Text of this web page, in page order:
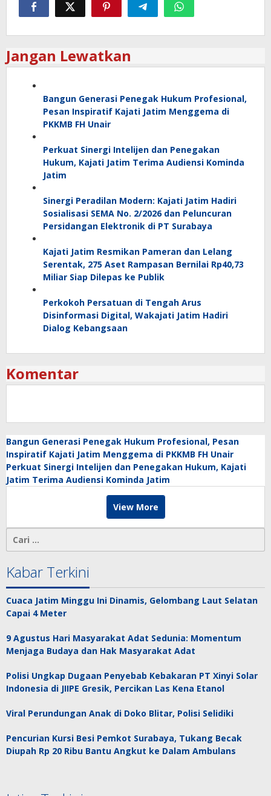
Jangan Lewatkan
Bangun Generasi Penegak Hukum Profesional,
Pesan Inspiratif Kajati Jatim Menggema di
PKKMB FH Unair
Perkuat Sinergi Intelijen dan Penegakan
Hukum, Kajati Jatim Terima Audiensi Kominda
Jatim
Sinergi Peradilan Modern: Kajati Jatim Hadiri
Sosialisasi SEMA No. 2/2026 dan Peluncuran
Persidangan Elektronik di PT Surabaya
Kajati Jatim Resmikan Pameran dan Lelang
Serentak, 275 Aset Rampasan Bernilai Rp40,73
Miliar Siap Dilepas ke Publik
Perkokoh Persatuan di Tengah Arus
Disinformasi Digital, Wakajati Jatim Hadiri
Dialog Kebangsaan
Komentar
Bangun Generasi Penegak Hukum Profesional, Pesan
Inspiratif Kajati Jatim Menggema di PKKMB FH Unair
Perkuat Sinergi Intelijen dan Penegakan Hukum, Kajati
Jatim Terima Audiensi Kominda Jatim
View More
Cari
untuk:
Kabar Terkini
Cuaca Jatim Minggu Ini Dinamis, Gelombang Laut Selatan
Capai 4 Meter
9 Agustus Hari Masyarakat Adat Sedunia: Momentum
Menjaga Budaya dan Hak Masyarakat Adat
Polisi Ungkap Dugaan Penyebab Kebakaran PT Xinyi Solar
Indonesia di JIIPE Gresik, Percikan Las Kena Etanol
Viral Perundungan Anak di Doko Blitar, Polisi Selidiki
Pencurian Kursi Besi Pemkot Surabaya, Tukang Becak
Diupah Rp 20 Ribu Bantu Angkut ke Dalam Ambulans